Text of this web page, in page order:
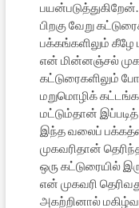
பிறகு வேறு
பக்கங்களிலும்
என் மின்னஞ்சல்
கட்டுரைகளிலும்
மறுமொழிக்
மட்டும்தான்
இந்த வலைப்
முகவரிதான்
ஒரு கட்டுரையில்
என் முகவரி
அகற்றினால்